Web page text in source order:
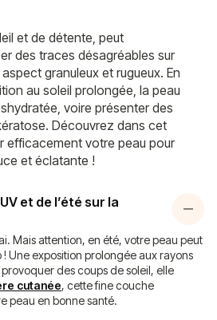
et de détente, peut
des traces désagréables sur
granuleux et rugueux. En
au soleil prolongée, la peau
voire présenter des
Découvrez dans cet
efficacement votre peau pour
et éclatante !
et de l’été sur la
Mais attention, en été, votre peau peut
Une exposition prolongée aux rayons
des coups de soleil, elle
cutanée, cette fine couche
peau en bonne santé.